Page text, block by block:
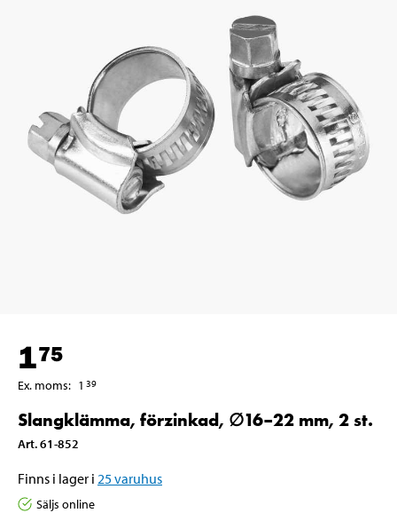
175
Ex. moms: 1 39
Slangklämma, förzinkad, ∅16–22 mm, 2 st.
Art.61-852
Finns i lager i 25varuhus
Säljs online